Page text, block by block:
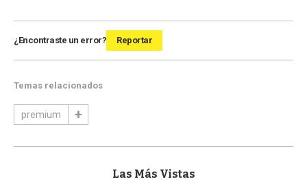
¿Encontraste un error? Reportar
Temas relacionados
premium
Las Más Vistas